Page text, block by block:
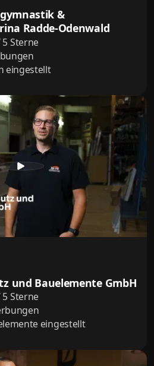
&
Radde-Odenwald
5 Sterne
eingestellt
und Bauelemente GmbH
5 Sterne
eingestellt